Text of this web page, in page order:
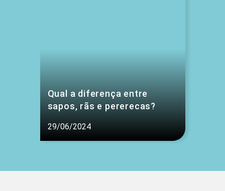
Qual a diferença entre
sapos, rãs e pererecas?
29/06/2024